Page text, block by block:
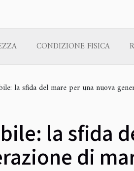
CONDIZIONE FISICA
la sfida del mare per una nuova
la sfida
di